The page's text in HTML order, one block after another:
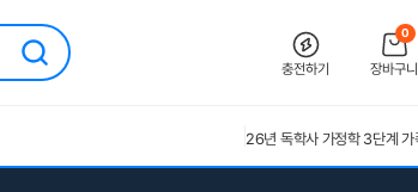
충전하기
0
장바구니